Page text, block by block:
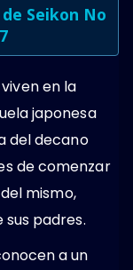
Seikon No
en la
japonesa
del decano
de comenzar
mismo,
padres.
a un